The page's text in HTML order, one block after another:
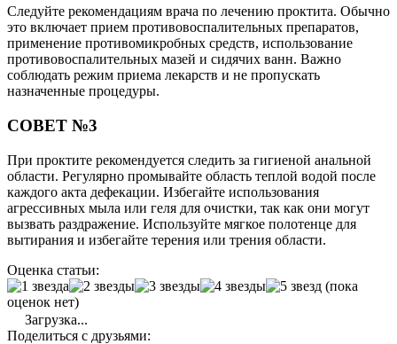
Следуйте рекомендациям врача по лечению проктита. Обычно
это включает прием противовоспалительных препаратов,
применение противомикробных средств, использование
противовоспалительных мазей и сидячих ванн. Важно
соблюдать режим приема лекарств и не пропускать
назначенные процедуры.
СОВЕТ №3
При проктите рекомендуется следить за гигиеной анальной
области. Регулярно промывайте область теплой водой после
каждого акта дефекации. Избегайте использования
агрессивных мыла или геля для очистки, так как они могут
вызвать раздражение. Используйте мягкое полотенце для
вытирания и избегайте терения или трения области.
Оценка статьи:
(пока
оценок нет)
Загрузка...
Поделиться с друзьями: